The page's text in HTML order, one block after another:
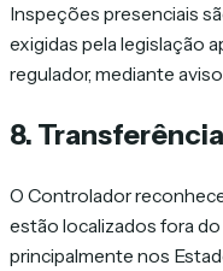
Inspeções presenciais
exigidas pela legislação
regulador, mediante
8.
O Controlador
estão localizados fora
principalmente nos